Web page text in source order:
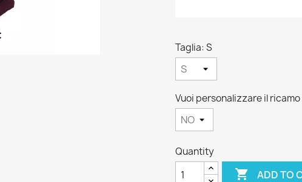
Taglia: S
Vuoi personalizzare il
Quantity
 ADD TO